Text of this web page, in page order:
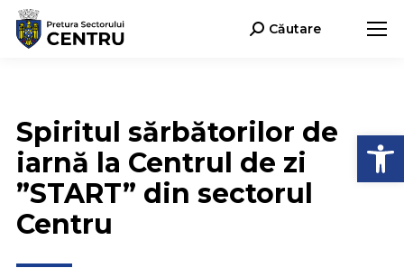
Search:Căutare
Spiritul sărbătorilor de
iarnă la Centrul de zi
”START” din sectorul
Centru